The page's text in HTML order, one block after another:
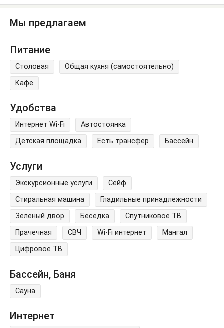
Мы предлагаем
Питание
Столовая
Общая кухня (самостоятельно)
Кафе
Удобства
Интернет Wi-Fi
Автостоянка
Детская площадка
Есть трансфер Бассейн
Услуги
Экскурсионные услуги
Сейф
Стиральная машина
Гладильные принадлежности
Зеленый двор
Беседка
Спутниковое ТВ
Прачечная
СВЧ Wi-Fi интернет
Мангал
Цифровое ТВ
Бассейн, Баня
Сауна
Интернет